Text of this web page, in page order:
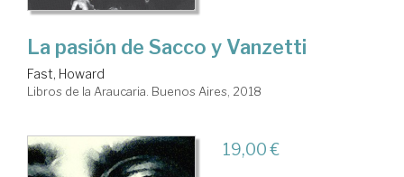
La pasión de Sacco y Vanzetti
Fast, Howard
Libros de la Araucaria. Buenos Aires, 2018
19,00 €